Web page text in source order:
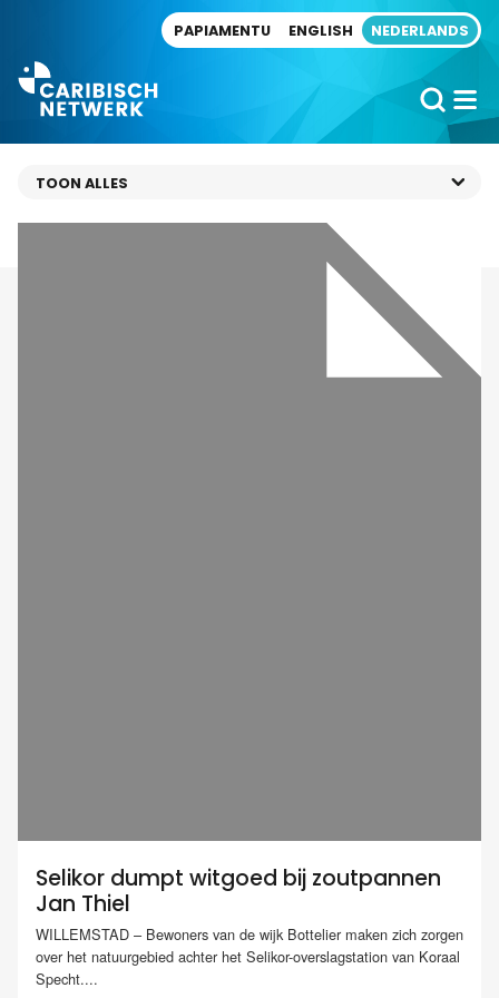
PAPIAMENTU ENGLISH NEDERLANDS
Selikor dumpt witgoed bij zoutpannen
Jan Thiel
WILLEMSTAD – Bewoners van de wijk Bottelier maken zich zorgen
over het natuurgebied achter het Selikor-overslagstation van Koraal
Specht....